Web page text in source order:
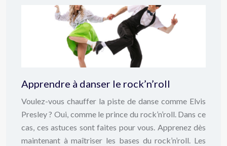
Apprendre à danser le rock’n’roll
Voulez-vous chauffer la piste de danse comme Elvis
Presley ? Oui, comme le prince du rock’n’roll. Dans ce
cas, ces astuces sont faites pour vous. Apprenez dès
maintenant à maîtriser les bases du rock’n’roll. Les